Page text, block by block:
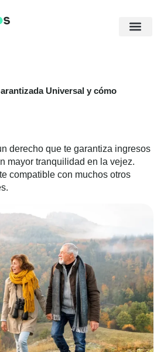
Universal y cómo
derecho que te garantiza ingresos
mayor tranquilidad en la vejez.
compatible con muchos otros